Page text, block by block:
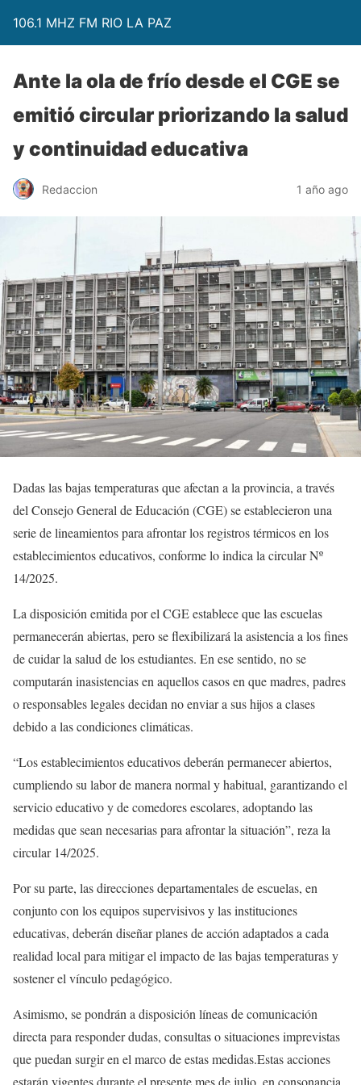
106.1 MHZ FM RIO LA PAZ
Ante la ola de frío desde el CGE se
emitió circular priorizando la salud
y continuidad educativa
Redaccion 1 año ago
Dadas las bajas temperaturas que afectan a la provincia, a través
del Consejo General de Educación (CGE) se establecieron una
serie de lineamientos para afrontar los registros térmicos en los
establecimientos educativos, conforme lo indica la circular Nº
14/2025.
La disposición emitida por el CGE establece que las escuelas
permanecerán abiertas, pero se flexibilizará la asistencia a los fines
de cuidar la salud de los estudiantes. En ese sentido, no se
computarán inasistencias en aquellos casos en que madres, padres
o responsables legales decidan no enviar a sus hijos a clases
debido a las condiciones climáticas.
“Los establecimientos educativos deberán permanecer abiertos,
cumpliendo su labor de manera normal y habitual, garantizando el
servicio educativo y de comedores escolares, adoptando las
medidas que sean necesarias para afrontar la situación”, reza la
circular 14/2025.
Por su parte, las direcciones departamentales de escuelas, en
conjunto con los equipos supervisivos y las instituciones
educativas, deberán diseñar planes de acción adaptados a cada
realidad local para mitigar el impacto de las bajas temperaturas y
sostener el vínculo pedagógico.
Asimismo, se pondrán a disposición líneas de comunicación
directa para responder dudas, consultas o situaciones imprevistas
que puedan surgir en el marco de estas medidas.Estas acciones
estarán vigentes durante el presente mes de julio, en consonancia